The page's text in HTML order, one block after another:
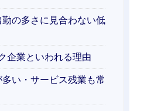
の多さに見合わない低
企業といわれる理由
い・サービス残業も常